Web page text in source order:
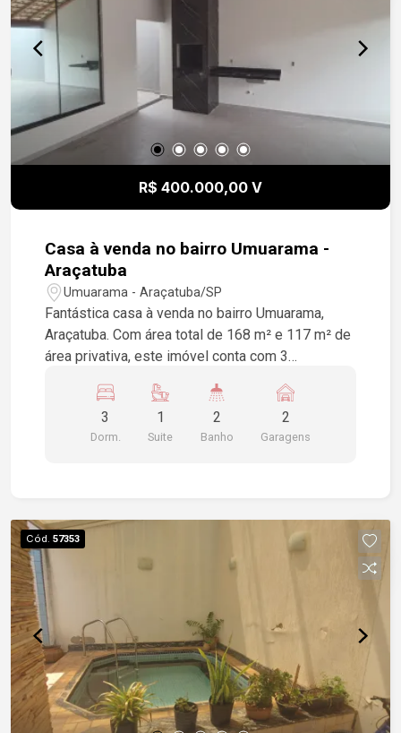
R$ 400.000,00 V
Casa à venda no bairro Umuarama -
Araçatuba
Umuarama - Araçatuba/SP
Fantástica casa à venda no bairro Umuarama,
Araçatuba. Com área total de 168 m² e 117 m² de
área privativa, este imóvel conta com 3
sociais. A casa dispõe de espaço para 2 vagas
de garagem, churrasqueira para momentos de
lazer em família, cozinha e sala de TV. Não perca
3
Dorm.
1
Suite
2
Banho
2
Garagens
Cód. 57353